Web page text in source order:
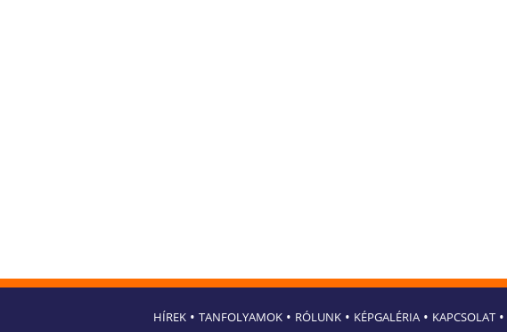
HÍREK • TANFOLYAMOK • RÓLUNK • KÉPGALÉRIA • KAPCSOLAT •